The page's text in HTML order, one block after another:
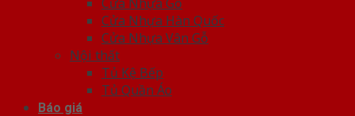
Cửa Nhựa Hàn Quốc
Cửa Nhựa Vân Gỗ
Nội thất
Tủ Kệ Bếp
Tủ Quần Áo
Báo giá